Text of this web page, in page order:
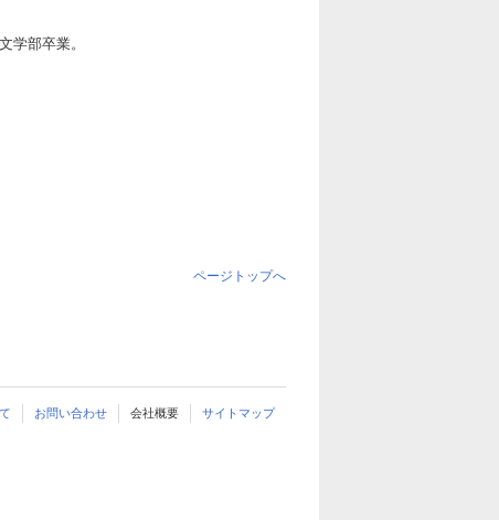
学部卒業。
ページトップへ
お問い合わせ 会社概要 サイトマップ